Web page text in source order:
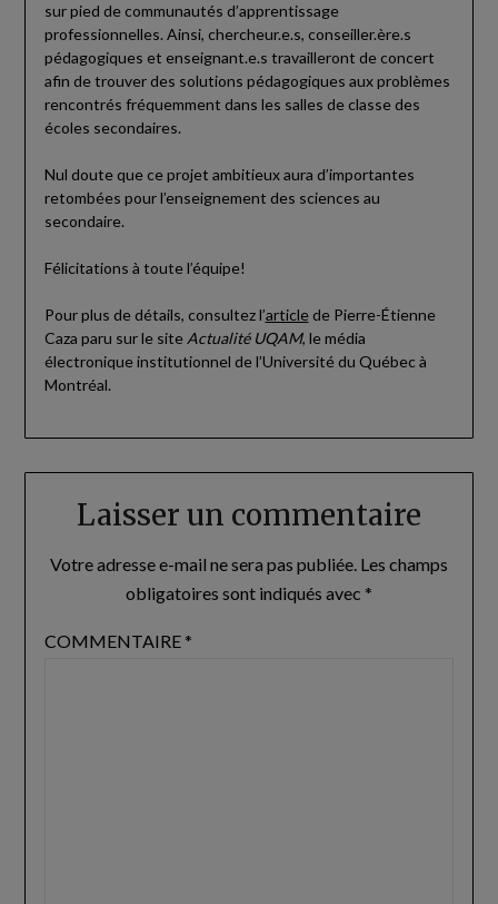
sur pied de communautés d’apprentissage
professionnelles. Ainsi, chercheur.e.s, conseiller.ère.s
pédagogiques et enseignant.e.s travailleront de concert
afin de trouver des solutions pédagogiques aux problèmes
rencontrés fréquemment dans les salles de classe des
écoles secondaires.
Nul doute que ce projet ambitieux aura d’importantes
retombées pour l’enseignement des sciences au
secondaire.
Félicitations à toute l’équipe!
Pour plus de détails, consultez l’articlede Pierre-Étienne
Caza paru sur le site Actualité UQAM, le média
électronique institutionnel de l’Université du Québec à
Montréal.
Laisser un commentaire
Votre adresse e-mail ne sera pas publiée. Les champs
obligatoires sont indiqués avec *
COMMENTAIRE *